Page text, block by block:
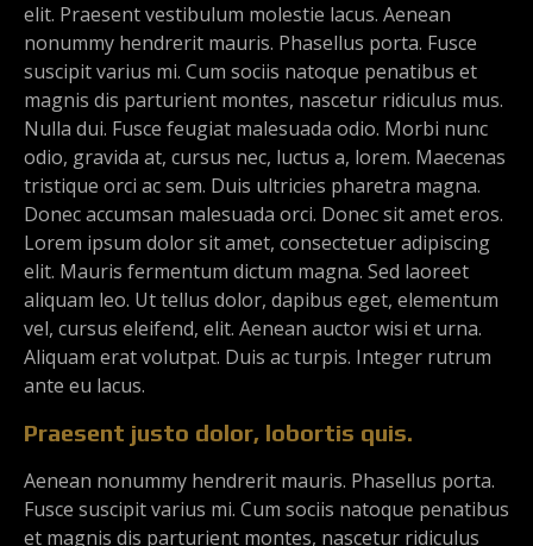
elit. Praesent vestibulum molestie lacus. Aenean
nonummy hendrerit mauris. Phasellus porta. Fusce
suscipit varius mi. Cum sociis natoque penatibus et
magnis dis parturient montes, nascetur ridiculus mus.
Nulla dui. Fusce feugiat malesuada odio. Morbi nunc
odio, gravida at, cursus nec, luctus a, lorem. Maecenas
tristique orci ac sem. Duis ultricies pharetra magna.
Donec accumsan malesuada orci. Donec sit amet eros.
Lorem ipsum dolor sit amet, consectetuer adipiscing
elit. Mauris fermentum dictum magna. Sed laoreet
aliquam leo. Ut tellus dolor, dapibus eget, elementum
vel, cursus eleifend, elit. Aenean auctor wisi et urna.
Aliquam erat volutpat. Duis ac turpis. Integer rutrum
ante eu lacus.
Praesent justo dolor, lobortis quis.
Aenean nonummy hendrerit mauris. Phasellus porta.
Fusce suscipit varius mi. Cum sociis natoque penatibus
et magnis dis parturient montes, nascetur ridiculus